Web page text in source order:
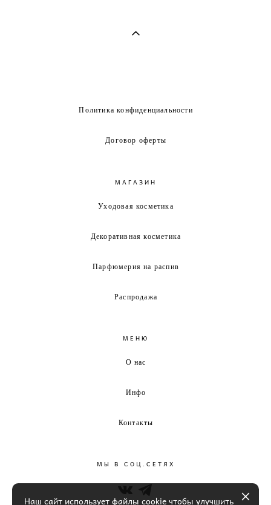
Политика конфиденциальности
Договор оферты
МАГАЗИН
Уходовая косметика
Декоративная косметика
Парфюмерия на распив
Распродажа
МЕНЮ
О нас
Инфо
Контакты
МЫ В СОЦ.СЕТЯХ
Наш сайт использует файлы cookie чтобы улучшить